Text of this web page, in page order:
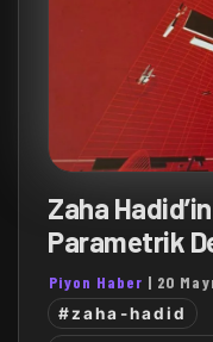
Zaha
Parametrik
Piyon Haber | 20
#zaha-hadid